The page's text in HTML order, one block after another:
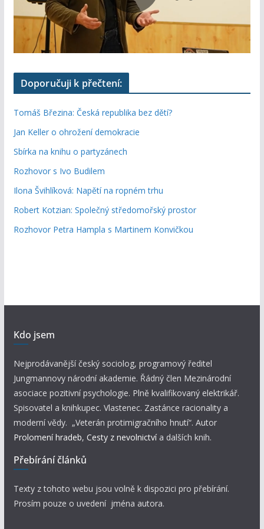
Doporučuji k přečtení:
Tomáš Březina: Česká republika bez dětí?
Jan Keller o ohrožení demokracie
Sbírka na knihu o partyzánech
Rozhovor s Ivo Budilem
Ilona Švihlíková: Napětí na ropném trhu
Robert Kotzian: Společný středomořský prostor
Rozhovor Petra Hampla s Martinem Konvičkou
Kdo jsem
Nejprodávanější český sociolog, programový ředitel
Jungmannovy národní akademie. Řádný člen Mezinárodní
asociace pozitivní psychologie. Plně kvalifikovaný elektrikář.
Spisovatel a knihkupec. Vlastenec. Zastánce racionality a
moderní vědy. „Veterán protimigračního hnutí“. Autor
Prolomení hradeb, Cesty z nevolnictví a dalších knih.
Přebírání článků
Texty z tohoto webu jsou volně k dispozici pro přebírání.
Prosím pouze o uvedení jména autora.